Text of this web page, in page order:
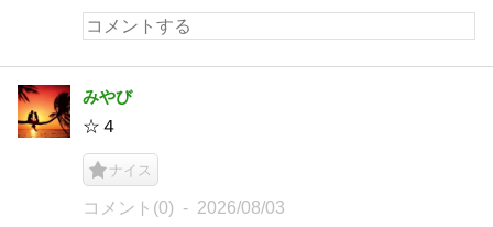
みやび
☆４
ナイス
コメント(0) 2026/08/03